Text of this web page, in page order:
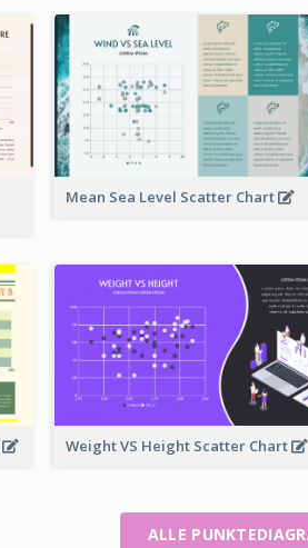
Mean Sea Level Scatter Chart
Weight VS Height Scatter Chart
ALLE